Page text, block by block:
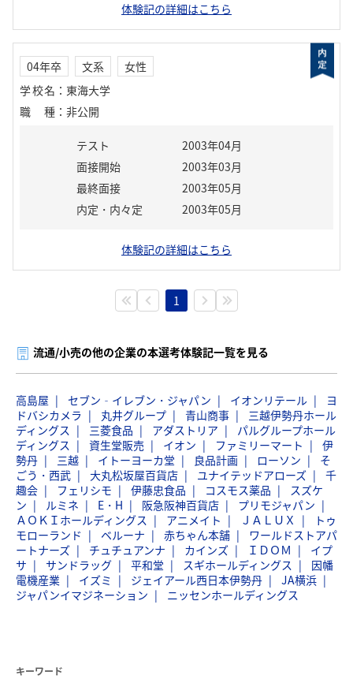
体験記の詳細はこちら
04年卒 文系
女性
学校名 ： 東海大学
職種 ： 非公開
テスト
2003年04月
面接開始
2003年03月
最終面接
2003年05月
内定・内々定
2003年05月
体験記の詳細はこちら
1
流通/小売の他の企業の本選考体験記一覧を見る
高島屋 セブン‐イレブン・ジャパン イオンリテール
ヨ
ドバシカメラ
丸井グループ 青山商事
三越伊勢丹ホール
ディングス
三菱食品 アダストリア
パルグループホール
ディングス
資生堂販売 イオン ファミリーマート
伊
勢丹
三越 イトーヨーカ堂 良品計画 ローソン
そ
ごう・西武
大丸松坂屋百貨店 ユナイテッドアローズ
千
趣会
フェリシモ 伊藤忠食品 コスモス薬品
スズケ
ン
ルミネ E・H 阪急阪神百貨店
プリモジャパン
ＡＯＫＩホールディングス
アニメイト ＪＡＬＵＸ
トゥ
モローランド
ベルーナ 赤ちゃん本舗
ワールドストアパ
ートナーズ
チュチュアンナ カインズ ＩＤＯＭ
イプ
サ
サンドラッグ 平和堂 スギホールディングス
因幡
電機産業
イズミ ジェイアール西日本伊勢丹
JA横浜
ジャパンイマジネーション
ニッセンホールディングス
キーワード